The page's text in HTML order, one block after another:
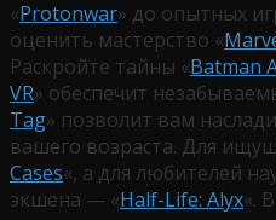
«Protonwar» до опытных
оценить мастерство «
Раскройте тайны «Batman
VR» обеспечит
Tag» позволит вам
вашего возраста. Для
Cases«, а для любителей
экшена — «Half-Life: Alyx«.